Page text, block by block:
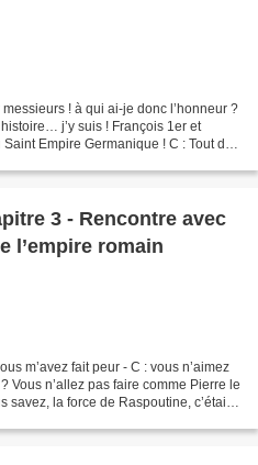
! à qui ai-je donc l’honneur ?
j’y suis ! François 1er et
Empire Germanique ! C : Tout de
3 - Rencontre avec
l’empire romain
m’avez fait peur - C : vous n’aimez
Vous n’allez pas faire comme Pierre le
savez, la force de Raspoutine, c’était